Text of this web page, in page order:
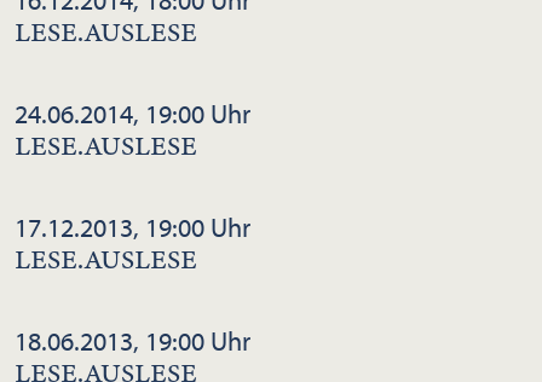
LESE.AUSLESE
24.06.2014, 19:00 Uhr
LESE.AUSLESE
17.12.2013, 19:00 Uhr
LESE.AUSLESE
18.06.2013, 19:00 Uhr
LESE.AUSLESE